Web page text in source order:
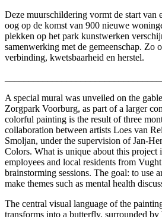
Deze muurschildering vormt de start van
oog op de komst van 900 nieuwe
plekken op het park kunstwerken
samenwerking met de gemeenschap. Zo
verbinding, kwetsbaarheid en herstel.
A special mural was unveiled on the
Zorgpark Voorburg, as part of a larger
colorful painting is the result of three
collaboration between artists Loes van
Smoljan, under the supervision of Jan-
Colors. What is unique about this project
employees and local residents from
brainstorming sessions. The goal: to use
make themes such as mental health
The central visual language of the
transforms into a butterfly, surrounded